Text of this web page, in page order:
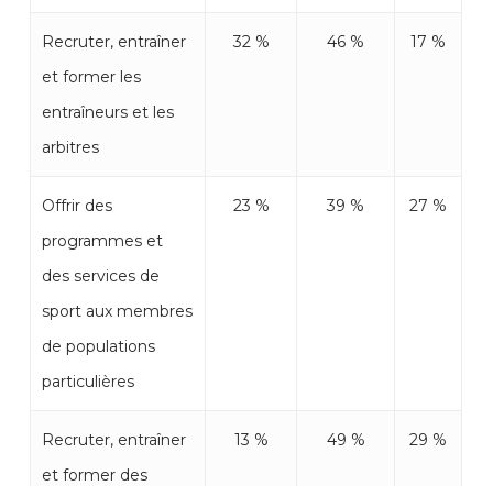
Recruter, entraîner
et former les
entraîneurs et les
arbitres
32 % 46 % 17 %
Offrir des
programmes et
des services de
sport aux membres
de populations
particulières
23 % 39 % 27 %
Recruter, entraîner
et former des
13 % 49 % 29 %